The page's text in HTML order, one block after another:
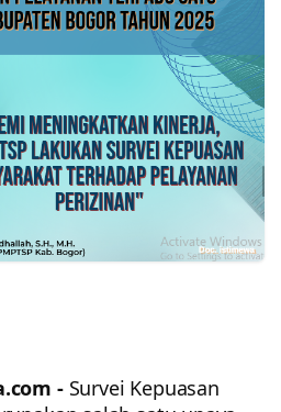
-Survei Kepuasan